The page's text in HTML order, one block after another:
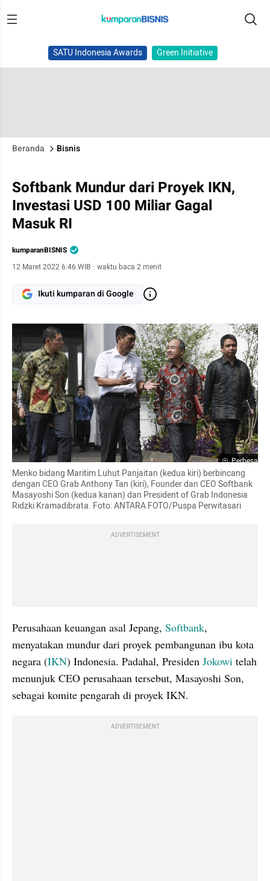
SATU Indonesia Awards Green Initiative
Beranda Bisnis
Softbank Mundur dari Proyek IKN,
Investasi USD 100 Miliar Gagal
Masuk RI
kumparanBISNIS
12 Maret 2022 6:46 WIB · waktu baca 2 menit
Ikuti kumparan di Google
Perbesar
Menko bidang Maritim Luhut Panjaitan (kedua kiri) berbincang
dengan CEO Grab Anthony Tan (kiri), Founder dan CEO Softbank
Masayoshi Son (kedua kanan) dan President of Grab Indonesia
Ridzki Kramadibrata. Foto: ANTARA FOTO/Puspa Perwitasari
ADVERTISEMENT
Perusahaan keuangan asal Jepang, Softbank,
menyatakan mundur dari proyek pembangunan ibu kota
negara (IKN) Indonesia. Padahal, Presiden Jokowi telah
menunjuk CEO perusahaan tersebut, Masayoshi Son,
sebagai komite pengarah di proyek IKN.
ADVERTISEMENT